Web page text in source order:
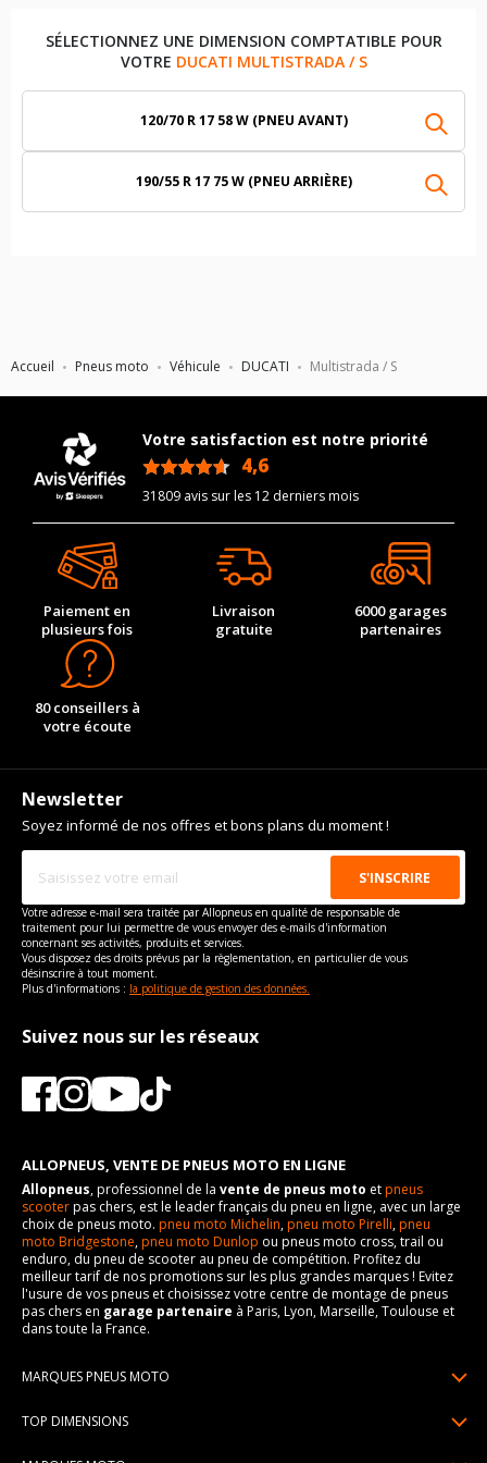
Accueil Pneus moto Véhicule DUCATI Multistrada / S
SÉLECTIONNEZ UNE DIMENSION COMPTATIBLE POUR
VOTRE DUCATI MULTISTRADA / S
120/70 R 17 58 W (PNEU AVANT)
190/55 R 17 75 W (PNEU ARRIÈRE)
Votre satisfaction est notre priorité
4,6
31809 avis sur les 12 derniers mois
Paiement en
plusieurs fois
Livraison
gratuite
6000 garages
partenaires
80 conseillers à
votre écoute
Newsletter
Soyez informé de nos offres et bons plans du moment !
Votre adresse e-mail sera traitée par Allopneus en qualité de responsable de
traitement pour lui permettre de vous envoyer des e-mails d'information
concernant ses activités, produits et services.
Vous disposez des droits prévus par la règlementation, en particulier de vous
désinscrire à tout moment.
Plus d'informations : la politique de gestion des données.
Suivez nous sur les réseaux
ALLOPNEUS, VENTE DE PNEUS MOTO EN LIGNE
Allopneus, professionnel de la vente de pneus moto etpneus
scooterpas chers, est le leader français du pneu en ligne, avec un large
choix de pneus moto. pneu moto Michelin,pneu moto Pirelli,pneu
moto Bridgestone,pneu moto Dunlop ou pneus moto cross, trail ou
enduro, du pneu de scooter au pneu de compétition. Profitez du
meilleur tarif de nos promotions sur les plus grandes marques ! Evitez
l'usure de vos pneus et choisissez votre centre de montage de pneus
pas chers en garage partenaire à Paris, Lyon, Marseille, Toulouse et
dans toute la France.
MARQUES PNEUS MOTO
TOP DIMENSIONS